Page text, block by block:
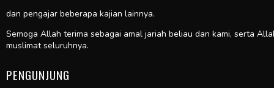
dan pengajar beberapa kajian lainnya.
Semoga Allah terima sebagai amal jariah beliau dan kami, serta
muslimat seluruhnya.
PENGUNJUNG